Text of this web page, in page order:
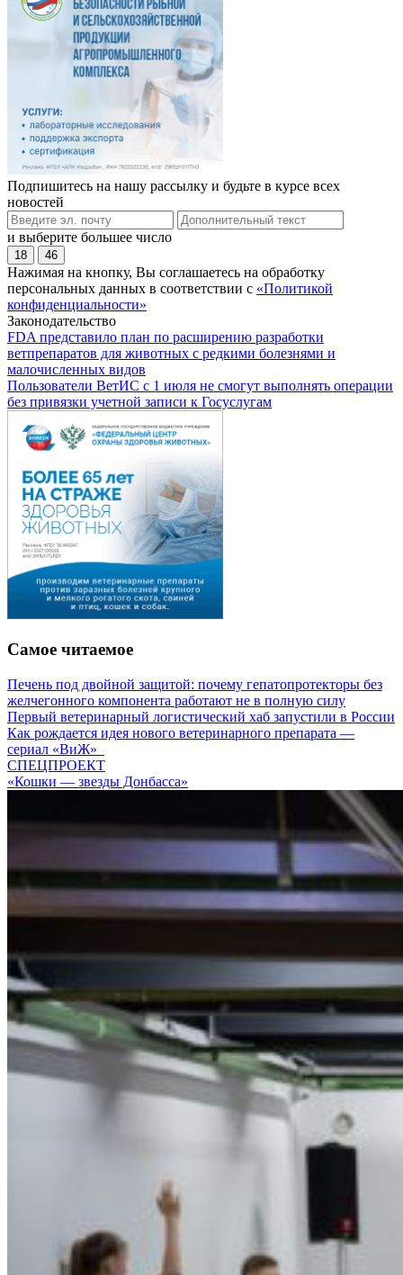
Подпишитесь на нашу рассылку и будьте в курсе всех
новостей
и выберите большее число
18 46
Нажимая на кнопку, Вы соглашаетесь на обработку
персональных данных в соответствии с «Политикой
конфиденциальности»
Законодательство
FDA представило план по расширению разработки
ветпрепаратов для животных с редкими болезнями и
малочисленных видов
Пользователи ВетИС с 1 июля не смогут выполнять операции
без привязки учетной записи к Госуслугам
Самое читаемое
Печень под двойной защитой: почему гепатопротекторы без
желчегонного компонента работают не в полную силу
Первый ветеринарный логистический хаб запустили в России
Как рождается идея нового ветеринарного препарата —
сериал «ВиЖ»
СПЕЦПРОЕКТ
«Кошки — звезды Донбасса»